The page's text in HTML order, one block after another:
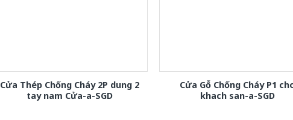
Cửa Thép Chống Cháy 2P dung 2
tay nam Cửa-a-SGD
Cửa Gỗ Chống Cháy P1
khach san-a-SGD